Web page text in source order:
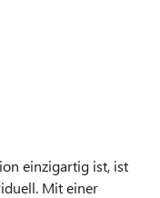
einzigartig ist, ist
Mit einer